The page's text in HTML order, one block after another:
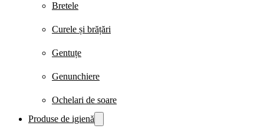
Bretele
Curele și brățări
Gentuțe
Genunchiere
Ochelari de soare
Produse de igienă